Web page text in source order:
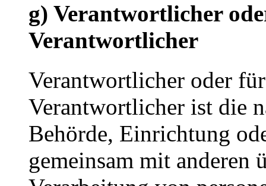
g) Verantwortlicher
Verantwortlicher
Verantwortlicher oder
Verantwortlicher ist die
Behörde, Einrichtung
gemeinsam mit